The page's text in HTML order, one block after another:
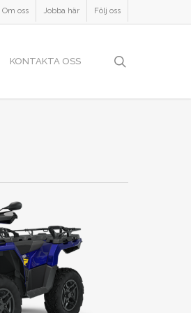
Om oss Jobba här Följ oss
KONTAKTA OSS